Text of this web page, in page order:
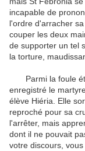
incapable de
l'ordre d'arracher
couper les deux
de supporter un tel
la torture,
Parmi la foule
enregistré le
élève Hiéria. Elle
reproché pour sa
l'arrêter, mais
dont il ne pouvait
votre discours,